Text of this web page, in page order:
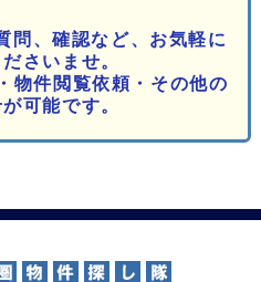
問、確認など、お気軽に
さいませ。
物件閲覧依頼・その他の
可能です。